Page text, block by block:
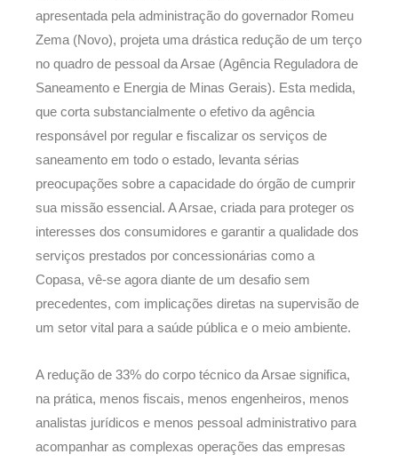
apresentada pela administração do governador Romeu
Zema (Novo), projeta uma drástica redução de um terço
no quadro de pessoal da Arsae (Agência Reguladora de
Saneamento e Energia de Minas Gerais). Esta medida,
que corta substancialmente o efetivo da agência
responsável por regular e fiscalizar os serviços de
saneamento em todo o estado, levanta sérias
preocupações sobre a capacidade do órgão de cumprir
sua missão essencial. A Arsae, criada para proteger os
interesses dos consumidores e garantir a qualidade dos
serviços prestados por concessionárias como a
Copasa, vê-se agora diante de um desafio sem
precedentes, com implicações diretas na supervisão de
um setor vital para a saúde pública e o meio ambiente.
A redução de 33% do corpo técnico da Arsae significa,
na prática, menos fiscais, menos engenheiros, menos
analistas jurídicos e menos pessoal administrativo para
acompanhar as complexas operações das empresas